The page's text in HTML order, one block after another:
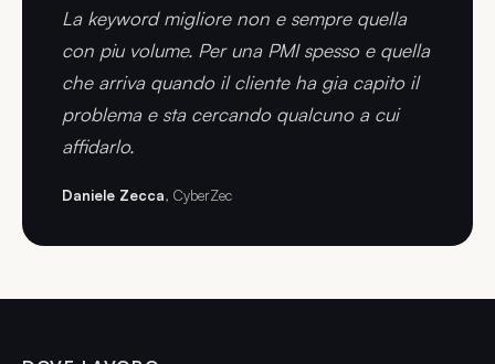
La keyword migliore non e sempre quella
con piu volume. Per una PMI spesso e quella
che arriva quando il cliente ha gia capito il
problema e sta cercando qualcuno a cui
affidarlo.
Daniele Zecca, CyberZec